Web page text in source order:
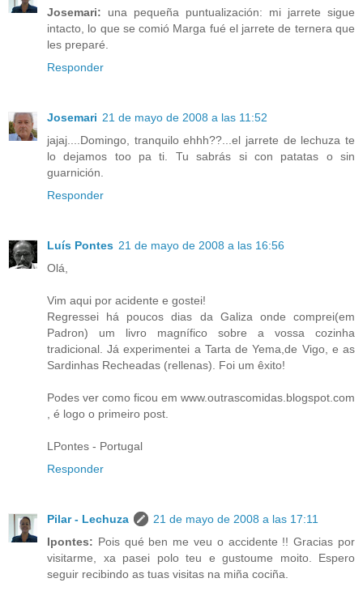
Josemari: una pequeña puntualización: mi jarrete sigue
intacto, lo que se comió Marga fué el jarrete de ternera que
les preparé.
Responder
Josemari 21 de mayo de 2008 a las 11:52
jajaj....Domingo, tranquilo ehhh??...el jarrete de lechuza te
lo dejamos too pa ti. Tu sabrás si con patatas o sin
guarnición.
Responder
Luís Pontes 21 de mayo de 2008 a las 16:56
Olá,
Vim aqui por acidente e gostei!
Regressei há poucos dias da Galiza onde comprei(em
Padron) um livro magnífico sobre a vossa cozinha
tradicional. Já experimentei a Tarta de Yema,de Vigo, e as
Sardinhas Recheadas (rellenas). Foi um êxito!
Podes ver como ficou em www.outrascomidas.blogspot.com
, é logo o primeiro post.
LPontes - Portugal
Responder
Pilar - Lechuza
21 de mayo de 2008 a las 17:11
Ipontes: Pois qué ben me veu o accidente !! Gracias por
visitarme, xa pasei polo teu e gustoume moito. Espero
seguir recibindo as tuas visitas na miña cociña.